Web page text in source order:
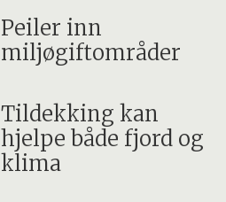
Peiler inn
miljøgiftområder
Tildekking kan
hjelpe både fjord og
klima